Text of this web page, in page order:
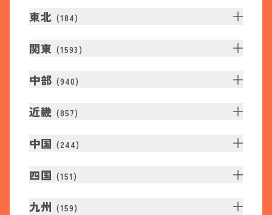
東北 (184)
関東 (1593 )
中部 (940)
近畿 (857)
中国 (244)
四国 (151 )
九州 (159)